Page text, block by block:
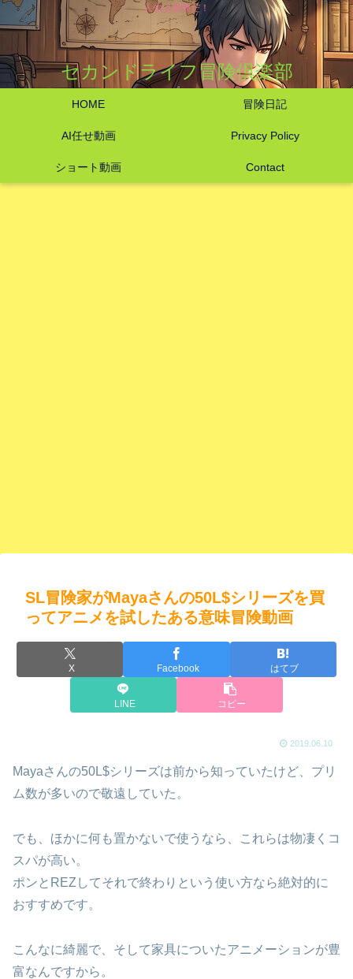
人生は冒険だ！
セカンドライフ冒険倶楽部
HOME 冒険日記
AI任せ動画 Privacy Policy
ショート動画 Contact
SL冒険家がMayaさんの50L$シリーズを買
ってアニメを試したある意味冒険動画
X Facebook はてブ
LINE コピー
2019.06.10
Mayaさんの50L$シリーズは前から知っていたけど、プリ
ム数が多いので敬遠していた。
でも、ほかに何も置かないで使うなら、これらは物凄くコ
スパが高い。
ポンとREZしてそれで終わりという使い方なら絶対的に
おすすめです。
こんなに綺麗で、そして家具についたアニメーションが豊
富なんですから。